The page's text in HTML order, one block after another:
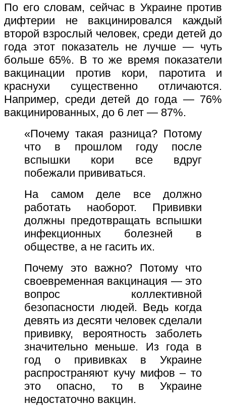
По его словам, сейчас в Украине против
дифтерии не вакцинировался каждый
второй взрослый человек, среди детей до
года этот показатель не лучше — чуть
больше 65%. В то же время показатели
вакцинации против кори, паротита и
краснухи существенно отличаются.
Например, среди детей до года — 76%
вакцинированных, до 6 лет — 87%.
«Почему такая разница? Потому
что в прошлом году после
вспышки кори все вдруг
побежали прививаться.
На самом деле все должно
работать наоборот. Прививки
должны предотвращать вспышки
инфекционных болезней в
обществе, а не гасить их.
Почему это важно? Потому что
своевременная вакцинация — это
вопрос коллективной
безопасности людей. Ведь когда
девять из десяти человек сделали
прививку, вероятность заболеть
значительно меньше. Из года в
год о прививках в Украине
распространяют кучу мифов – то
это опасно, то в Украине
недостаточно вакцин.